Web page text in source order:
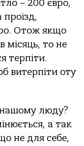
– 200 євро,
Отож якщо
місяць, то не
терпіти.
витерпіти оту
люду?
а так
не для себе,